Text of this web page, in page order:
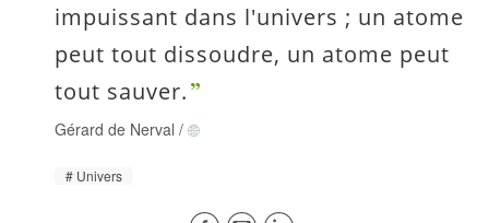
impuissant dans l'univers ; un atome
peut tout dissoudre, un atome peut
tout sauver.
Gérard de Nerval /
Univers